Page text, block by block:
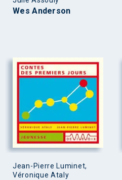
Wes Anderson
Jean-Pierre Luminet,
Véronique Ataly